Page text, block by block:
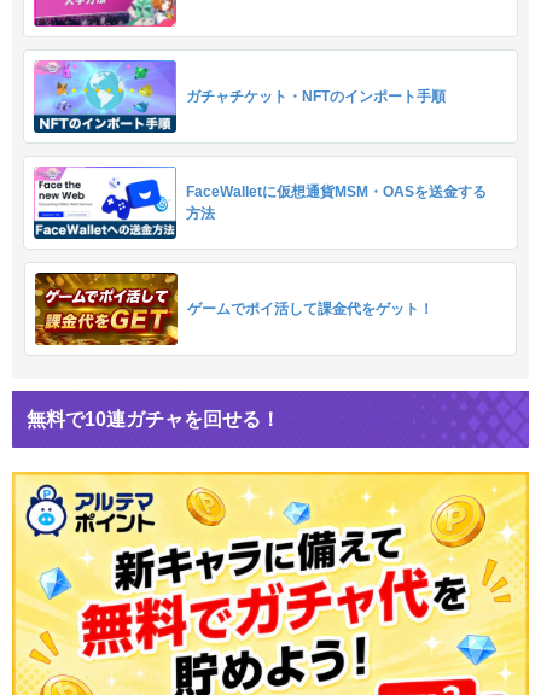
ガチャチケット・NFTのインポート手順
FaceWalletに仮想通貨MSM・OASを送金する
方法
ゲームでポイ活して課金代をゲット！
無料で10連ガチャを回せる！